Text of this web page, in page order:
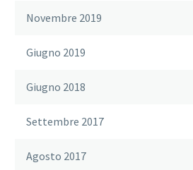
Novembre 2019
Giugno 2019
Giugno 2018
Settembre 2017
Agosto 2017